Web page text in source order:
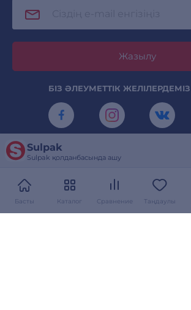
Sulpak
Sulpak қолданбасында ашу
Басты Каталог Сравнение Таңдаулы
Жазылу
БІЗ ӘЛЕУМЕТТІК ЖЕЛІЛЕРДЕМІЗ
КАМЕРАНЫ ТУРАЛАҢЫЗ ЖӘНЕ
ҚОЛДАНБАСЫН ЖҮКТЕП